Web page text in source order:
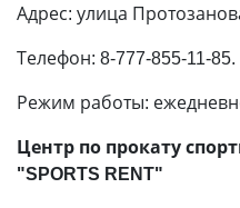
Адрес: улица
Телефон: 8-777-855-11-85.
Режим работы:
Центр по прокату
"SPORTS RENT"